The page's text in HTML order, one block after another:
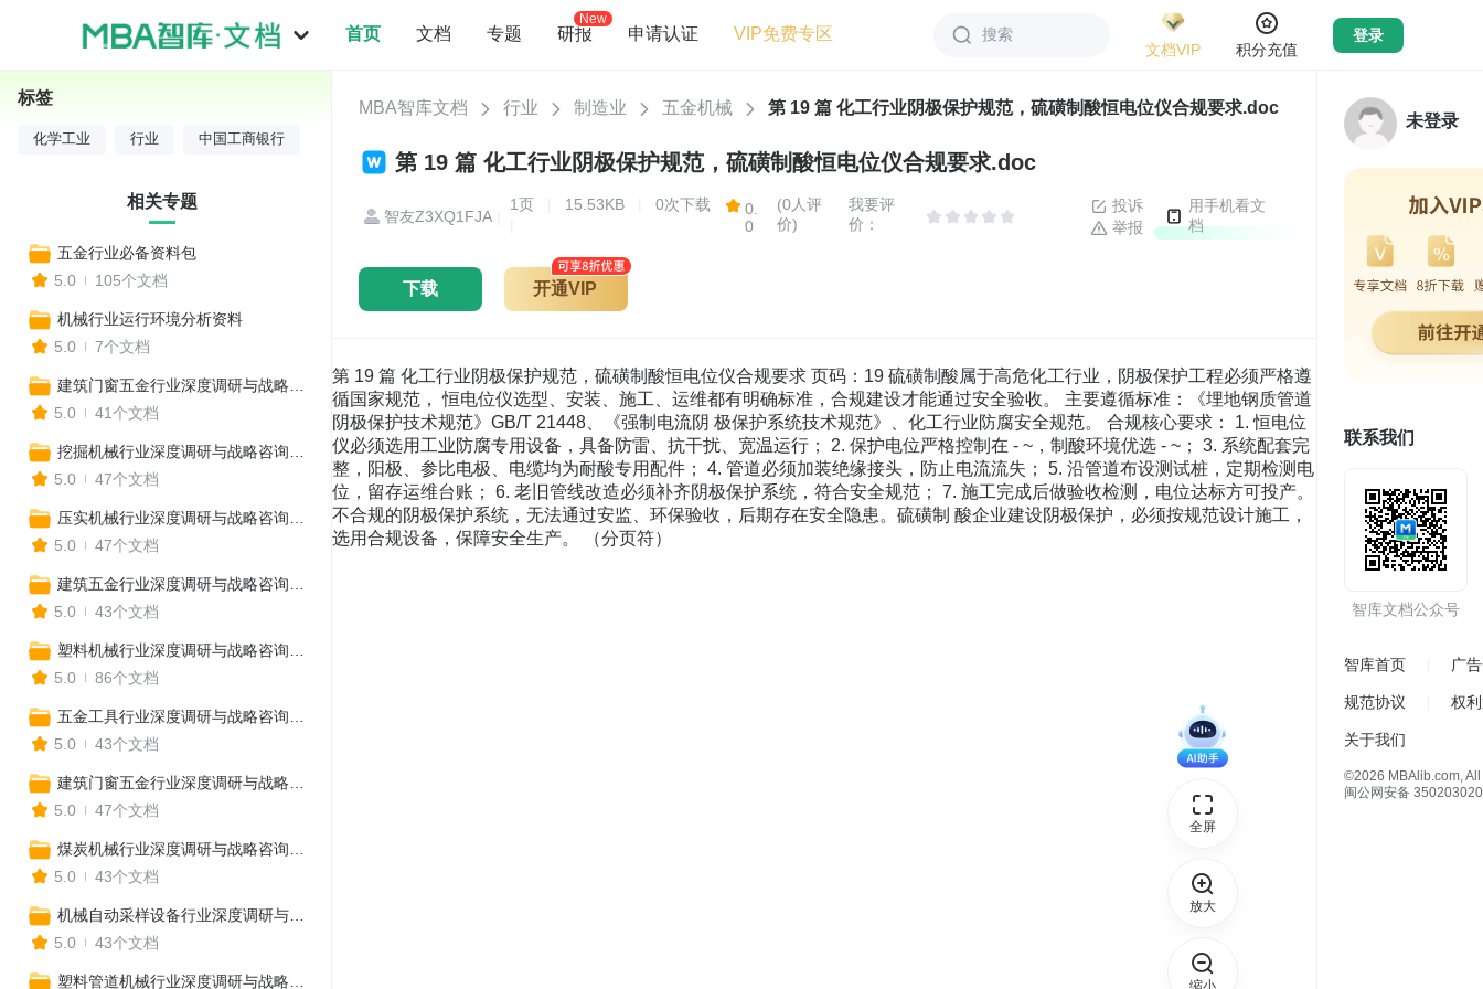
首页 文档 专题 研报
New
申请认证 VIP免费专区
搜索
文档VIP
积分充值
登录
MBA智库文档 行业 制造业 五金机械 第 19 篇 化工行业阴极保护规范，硫磺制酸恒电位仪合规要求.doc
第 19 篇 化工行业阴极保护规范，硫磺制酸恒电位仪合规要求.doc
智友Z3XQ1FJA
1页 15.53KB
0次下载
0.
0
(0人评
价)
我要评
价：
投诉
举报
用手机看文
档
下载 开通VIP
第 19 篇 化工行业阴极保护规范，硫磺制酸恒电位仪合规要求 页码：19 硫磺制酸属于高危化工行业，阴极保护工程必须严格遵
循国家规范， 恒电位仪选型、安装、施工、运维都有明确标准，合规建设才能通过安全验收。 主要遵循标准：《埋地钢质管道
阴极保护技术规范》GB/T 21448、《强制电流阴 极保护系统技术规范》、化工行业防腐安全规范。 合规核心要求： 1. 恒电位
仪必须选用工业防腐专用设备，具备防雷、抗干扰、宽温运行； 2. 保护电位严格控制在 - ~，制酸环境优选 - ~； 3. 系统配套完
整，阳极、参比电极、电缆均为耐酸专用配件； 4. 管道必须加装绝缘接头，防止电流流失； 5. 沿管道布设测试桩，定期检测电
位，留存运维台账； 6. 老旧管线改造必须补齐阴极保护系统，符合安全规范； 7. 施工完成后做验收检测，电位达标方可投产。
不合规的阴极保护系统，无法通过安监、环保验收，后期存在安全隐患。硫磺制 酸企业建设阴极保护，必须按规范设计施工，
选用合规设备，保障安全生产。 （分页符）
标签
化学工业 行业 中国工商银行
相关专题
五金行业必备资料包
5.0
105个文档
机械行业运行环境分析资料
5.0
7个文档
5.0
41个文档
5.0
47个文档
5.0
47个文档
5.0
43个文档
5.0
86个文档
5.0
43个文档
5.0
47个文档
5.0
43个文档
5.0
43个文档
未登录
联系我们
智库文档公众号
智库首页 广
规范协议 权
关于我们
©2026 MBAlib.com,
闽公网安备
全屏
放大
缩小